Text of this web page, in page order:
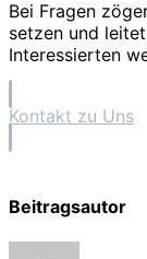
Bei Fragen
setzen und
Interessierten
Kontakt zu Uns
Beitragsautor